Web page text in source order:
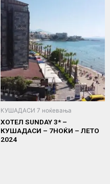
КУШАДАСИ 7 ноќевања
ХОТЕЛ SUNDAY 3* –
КУШАДАСИ – 7НОЌИ – ЛЕТО
2024